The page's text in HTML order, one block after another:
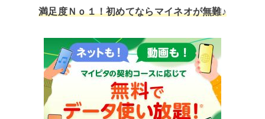
満足度Ｎｏ１！初めてならマイネオが無難♪